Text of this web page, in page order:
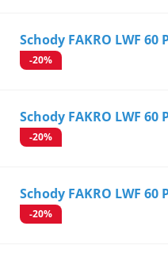
Schody FAKRO LWF
-20%
Schody FAKRO LWF
-20%
Schody FAKRO LWF
-20%